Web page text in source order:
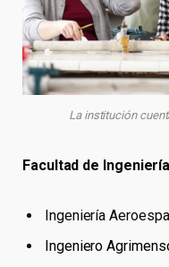
La institución
Facultad de Ingeniería
Ingeniería
Ingeniero